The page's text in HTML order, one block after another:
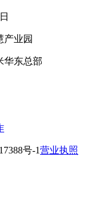
产业园
华东总部
号-1营业执照